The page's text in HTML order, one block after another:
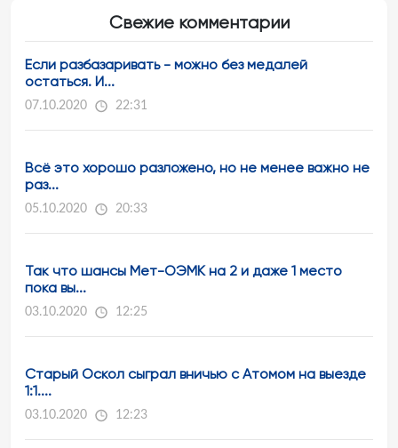
Свежие комментарии
Если разбазаривать - можно без медалей
остаться. И...
07.10.2020 22:31
Всё это хорошо разложено, но не менее важно не
раз...
05.10.2020 20:33
Так что шансы Мет-ОЭМК на 2 и даже 1 место
пока вы...
03.10.2020 12:25
Старый Оскол сыграл вничью с Атомом на выезде
1:1....
03.10.2020 12:23